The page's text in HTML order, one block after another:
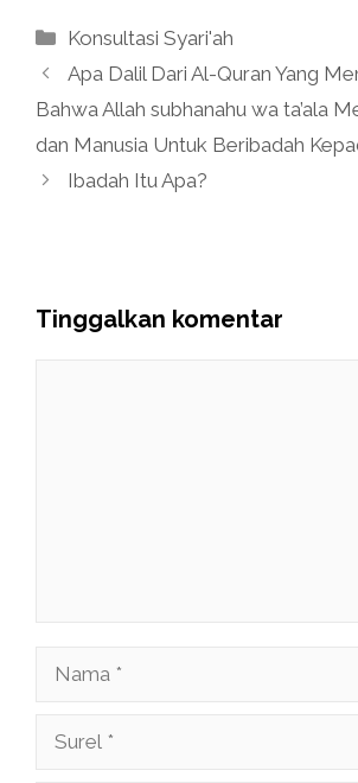
Kategori
Konsultasi Syari'ah
Apa Dalil Dari Al-Quran Yang
Bahwa Allah subhanahu wa ta’ala
dan Manusia Untuk Beribadah
Ibadah Itu Apa?
Tinggalkan komentar
Nama
Surel